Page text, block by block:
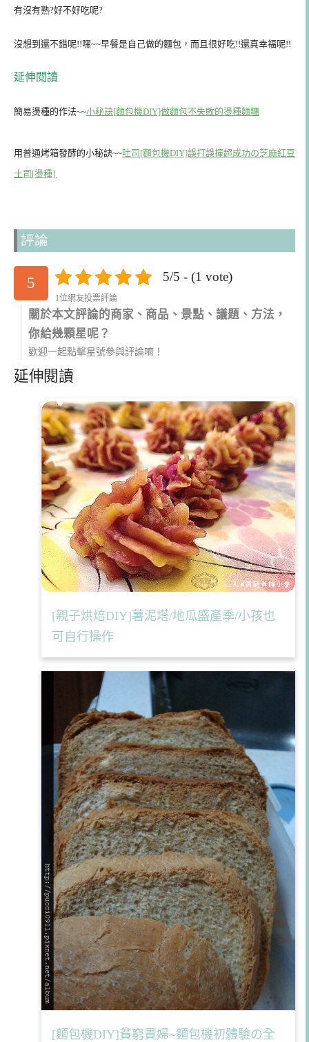
有沒有熟?好不好吃呢?
沒想到還不錯呢!!嘿~~早餐是自己做的麵包，而且很好吃!!還真幸福呢!!
延伸閱讀
簡易燙種的作法~~小秘訣[麵包機DIY]做麵包不失敗的燙種麵糰
用普通烤箱發酵的小秘訣~~吐司[麵包機DIY]誤打誤撞超成功の芝麻紅豆
土司[燙種]
評論
5 5/5 - (1 vote)
1位網友投票評論
關於本文評論的商家、商品、景點、議題、方法，
你給幾顆星呢？
歡迎一起點擊星號參與評論唷！
延伸閱讀
[親子烘焙DIY]薯泥塔/地瓜盛產季/小孩也
可自行操作
[麵包機DIY]貧窮貴婦~麵包機初體驗の全